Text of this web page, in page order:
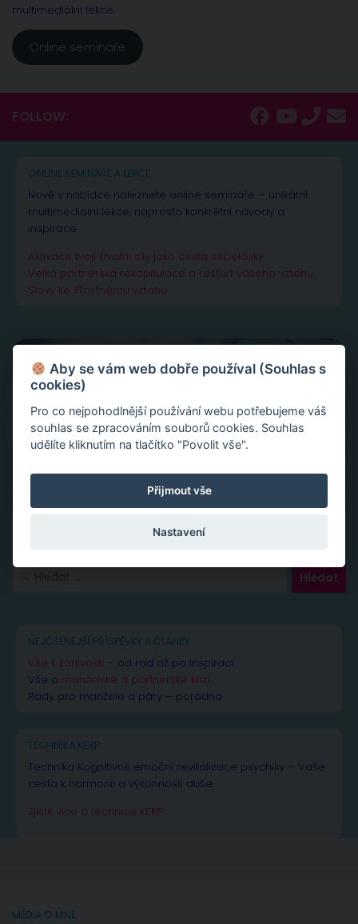
multimediální lekce.
Online semináře
FOLLOW:
ONLINE SEMINÁŘE A LEKCE
Nově v nabídce naleznete online semináře – unikátní
multimediální lekce, naprosto konkrétní návody a
inspirace.
Aktivace tvojí životní síly jako cesta sebelásky
Velká partnerská rekapitulace a restart vašeho vztahu
Slovy ke šťastnému vztahu
Vyhledávání
NEJČTENĚJŠÍ PŘÍSPĚVKY A ČLÁNKY
Vše k žárlivosti – od rad až po inspiraci
Vše o manželské a partnerské krizi
Rady pro manžele a páry – poradna
TECHNIKA KERP
Technika Kognitivně emoční revitalizace psychiky – Vaše
cesta k harmonii a výkonnosti duše.
Zjistit více o technice KERP
MÉDIA O MNĚ
Aby se vám web dobře používal (Souhlas s
cookies)
Pro co nejpohodlnější používání webu potřebujeme váš
souhlas se zpracováním souborů cookies. Souhlas
udělíte kliknutím na tlačítko "Povolit vše".
Přijmout vše
Nastavení